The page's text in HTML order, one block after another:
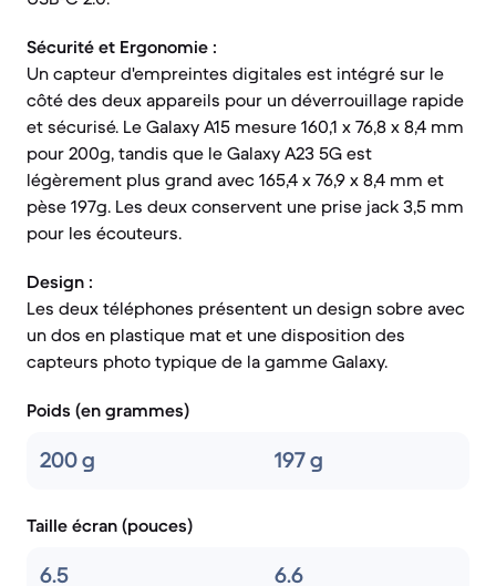
Sécurité et Ergonomie :
Un capteur d'empreintes digitales est intégré sur le
côté des deux appareils pour un déverrouillage rapide
et sécurisé. Le Galaxy A15 mesure 160,1 x 76,8 x 8,4 mm
pour 200g, tandis que le Galaxy A23 5G est
légèrement plus grand avec 165,4 x 76,9 x 8,4 mm et
pèse 197g. Les deux conservent une prise jack 3,5 mm
pour les écouteurs.
Design :
Les deux téléphones présentent un design sobre avec
un dos en plastique mat et une disposition des
capteurs photo typique de la gamme Galaxy.
Poids (en grammes)
200 g 197 g
Taille écran (pouces)
6.5 6.6